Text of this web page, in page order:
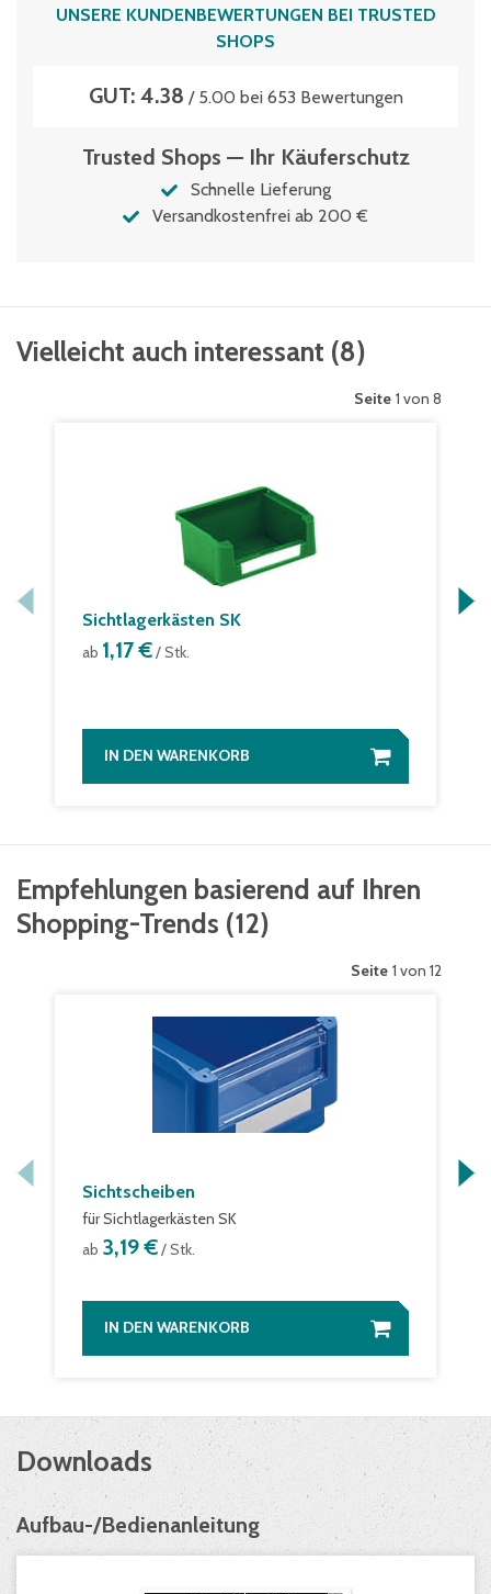
UNSERE KUNDENBEWERTUNGEN BEI TRUSTED
SHOPS
GUT: 4.38 / 5.00 bei 653 Bewertungen
Trusted Shops — Ihr Käuferschutz
Schnelle Lieferung
Versandkostenfrei ab 200 €
Vielleicht auch interessant (8)
Seite 1 von 8
Sichtlagerkästen SK
ab 1,17 €/ Stk.
IN DEN WARENKORB
Empfehlungen basierend auf Ihren
Shopping-Trends (12)
Seite 1 von 12
Sichtscheiben
für Sichtlagerkästen SK
ab 3,19 €/ Stk.
IN DEN WARENKORB
Downloads
Aufbau-/Bedienanleitung